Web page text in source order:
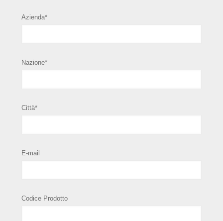
Azienda*
Nazione*
Città*
E-mail
Codice Prodotto